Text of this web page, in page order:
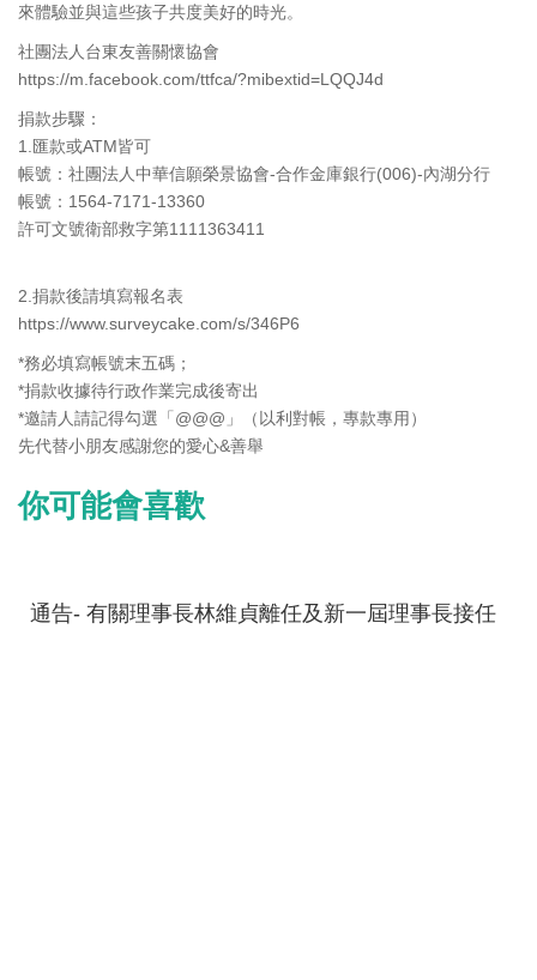
來體驗並與這些孩子共度美好的時光。
社團法人台東友善關懷協會
https://m.facebook.com/ttfca/?mibextid=LQQJ4d
捐款步驟：
1.匯款或ATM皆可
帳號：社團法人中華信願榮景協會-合作金庫銀行(006)-內湖分行
帳號：1564-7171-13360
許可文號衛部救字第1111363411
2.捐款後請填寫報名表
https://www.surveycake.com/s/346P6
*務必填寫帳號末五碼；
*捐款收據待行政作業完成後寄出
*邀請人請記得勾選「@@@」（以利對帳，專款專用）
先代替小朋友感謝您的愛心&善舉
你可能會喜歡
通告- 有關理事長林維貞離任及新一屆理事長接任